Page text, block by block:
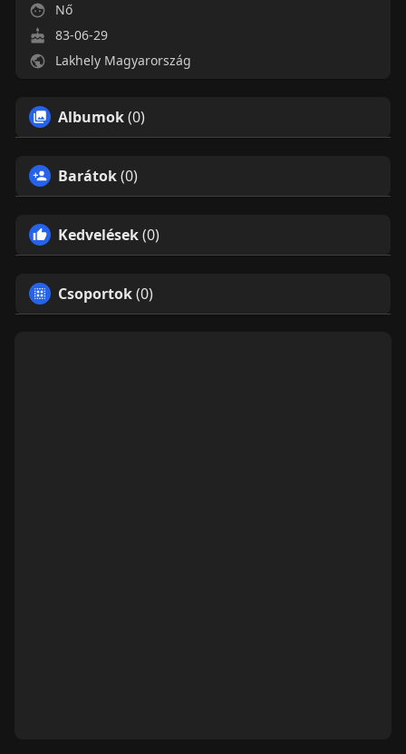
Nő
83-06-29
Lakhely Magyarország
Albumok(0)
Barátok(0)
Kedvelések(0)
Csoportok(0)